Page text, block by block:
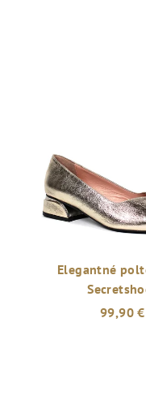
Elegantné
99,90 €